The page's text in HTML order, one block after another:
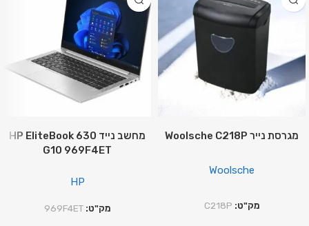
מגרסת נייר Woolsche C218P
Woolsche
מק"ט: C218P
מחשב נייד HP EliteBook 630
G10 969F4ET
HP
מק"ט:969F4ET